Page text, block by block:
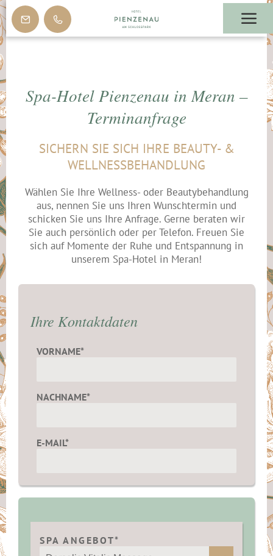
Spa-Hotel Pienzenau in Meran –
Terminanfrage
SICHERN SIE SICH IHRE BEAUTY- &
WELLNESSBEHANDLUNG
Wählen Sie Ihre Wellness- oder Beautybehandlung
aus, nennen Sie uns Ihren Wunschtermin und
schicken Sie uns Ihre Anfrage. Gerne beraten wir
Sie auch persönlich oder per Telefon. Freuen Sie
sich auf Momente der Ruhe und Entspannung in
unserem Spa-Hotel in Meran!
Ihre Kontaktdaten
VORNAME*
NACHNAME*
E-MAIL*
SPA ANGEBOT*